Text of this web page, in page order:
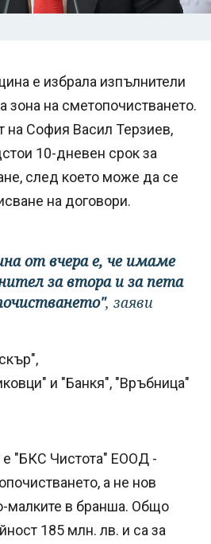
е избрала изпълнители
зона на сметопочистването.
на София Васил Терзиев,
10-дневен срок за
след което може да се
на договори.
от вчера е, че имаме
за втора и за пета
, заяви
и "Банкя", "Връбница"
"БКС Чистота" ЕООД -
а не нов
малките в бранша. Общо
185 млн. лв. и са за